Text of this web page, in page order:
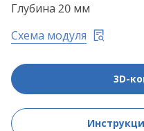
Глубина 20 мм
Схема модуля
3D-